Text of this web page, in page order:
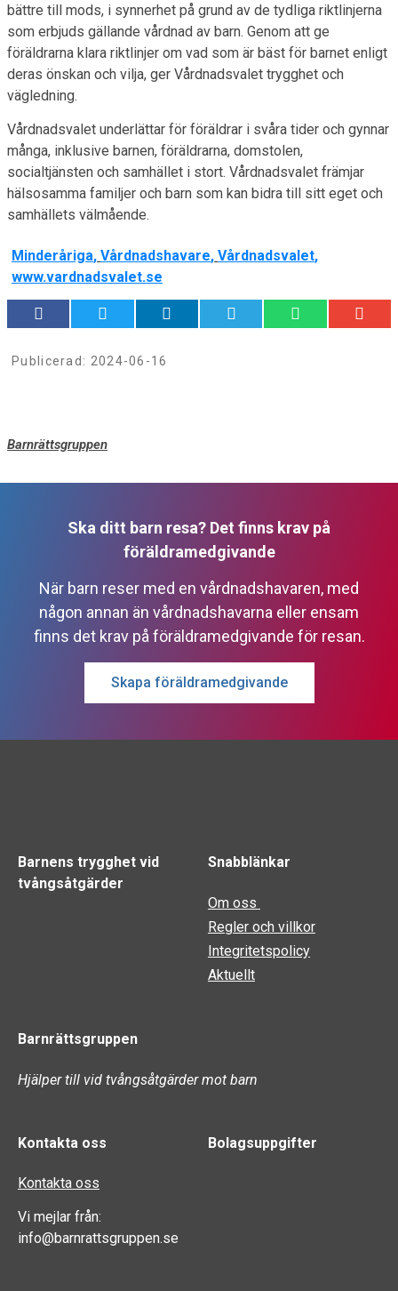
bättre till mods, i synnerhet på grund av de tydliga riktlinjerna
som erbjuds gällande vårdnad av barn. Genom att ge
föräldrarna klara riktlinjer om vad som är bäst för barnet enligt
deras önskan och vilja, ger Vårdnadsvalet trygghet och
vägledning.
Vårdnadsvalet underlättar för föräldrar i svåra tider och gynnar
många, inklusive barnen, föräldrarna, domstolen,
socialtjänsten och samhället i stort. Vårdnadsvalet främjar
hälsosamma familjer och barn som kan bidra till sitt eget och
samhällets välmående.
Minderåriga, Vårdnadshavare, Vårdnadsvalet,
www.vardnadsvalet.se
Publicerad: 2024-06-16
Barnrättsgruppen
Ska ditt barn resa? Det finns krav på
föräldramedgivande
När barn reser med en vårdnadshavaren, med
någon annan än vårdnadshavarna eller ensam
finns det krav på föräldramedgivande för resan.
Skapa föräldramedgivande
Barnens trygghet vid
tvångsåtgärder
Snabblänkar
Om oss
Regler och villkor
Integritetspolicy
Aktuellt
Barnrättsgruppen
Hjälper till vid tvångsåtgärder mot barn
Kontakta oss
Kontakta oss
Vi mejlar från:
info@barnrattsgruppen.se
Bolagsuppgifter